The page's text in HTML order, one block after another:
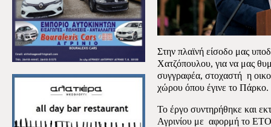
Στην πλαϊνή είσοδο μας
Χατζόπουλου, για να μας
συγγραφέα, στοχαστή η
χώρου όπου έγινε το Πάρκο.
Το έργο συντηρήθηκε και
Αγρινίου με αφορμή το